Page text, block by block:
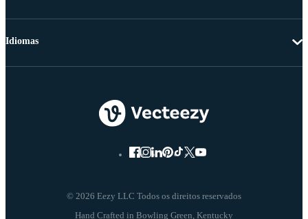
© 2026 Eezy LLC Todos os direitos reservados
Idiomas